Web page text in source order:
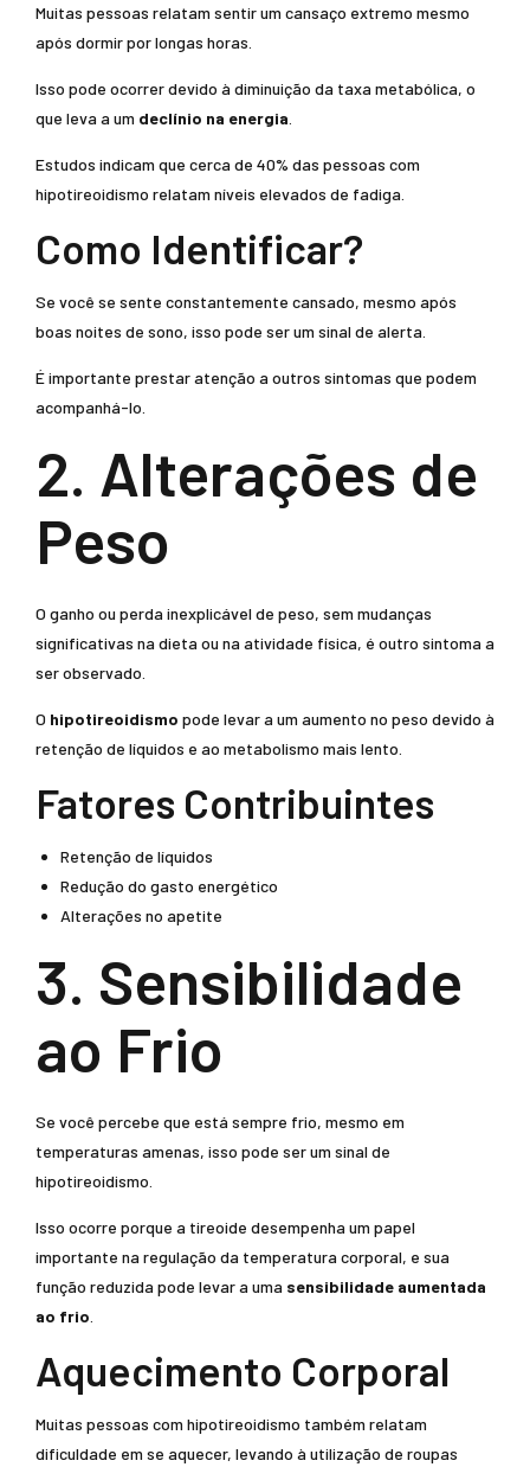
Muitas pessoas relatam sentir um cansaço extremo mesmo
após dormir por longas horas.
Isso pode ocorrer devido à diminuição da taxa metabólica, o
que leva a um declínio na energia
Estudos indicam que cerca de 40% das pessoas com
hipotireoidismo relatam níveis elevados de fadiga.
Como Identificar?
Se você se sente constantemente cansado, mesmo após
boas noites de sono, isso pode ser um sinal de alerta.
É importante prestar atenção a outros sintomas que podem
acompanhá-lo.
2. Alterações de
Peso
O ganho ou perda inexplicável de peso, sem mudanças
significativas na dieta ou na atividade física, é outro sintoma a
ser observado.
O hipotireoidismo pode levar a um aumento no peso devido à
retenção de líquidos e ao metabolismo mais lento.
Fatores Contribuintes
Retenção de líquidos
Redução do gasto energético
Alterações no apetite
3. Sensibilidade
ao Frio
Se você percebe que está sempre frio, mesmo em
temperaturas amenas, isso pode ser um sinal de
hipotireoidismo.
Isso ocorre porque a tireoide desempenha um papel
importante na regulação da temperatura corporal, e sua
função reduzida pode levar a uma sensibilidade aumentada
ao frio
Aquecimento Corporal
Muitas pessoas com hipotireoidismo também relatam
dificuldade em se aquecer, levando à utilização de roupas